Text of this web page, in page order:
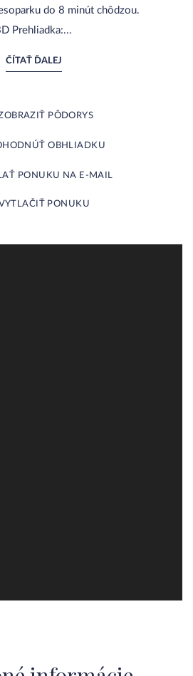
do 8 minút chôdzou.
Prehliadka:...
ČÍTAŤ ĎALEJ
PÔDORYS
OBHLIADKU
PONUKU NA E-MAIL
PONUKU